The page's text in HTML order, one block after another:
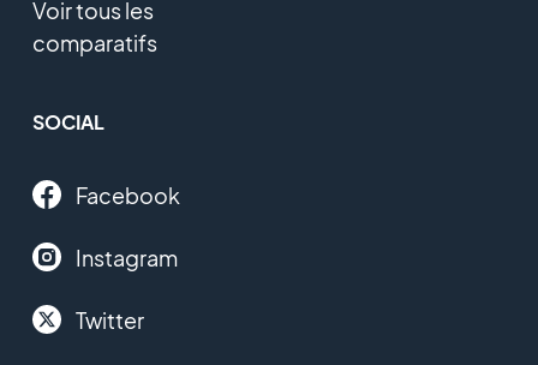
Voir tous les
comparatifs
SOCIAL
Facebook
Instagram
Twitter